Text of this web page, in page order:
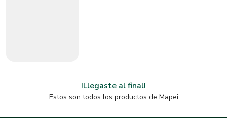
!Llegaste al final!
Estos son todos los productos de Mapei